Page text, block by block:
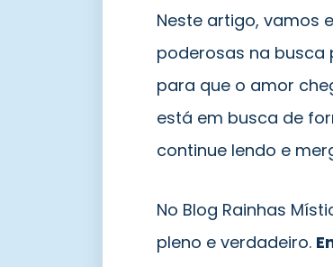
Neste artigo, vamos
poderosas na busca
para que o amor
está em busca de
continue lendo e
No Blog Rainhas
pleno e verdadeiro.